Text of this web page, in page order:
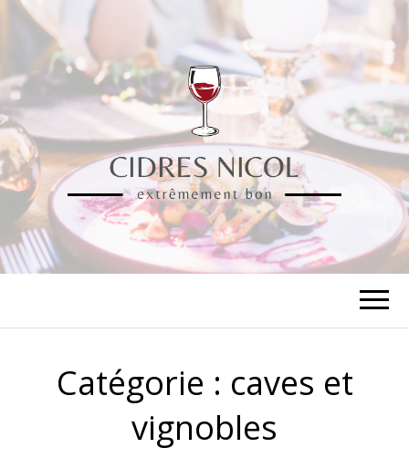
CIDRES NICOL
Catégorie : caves et
vignobles